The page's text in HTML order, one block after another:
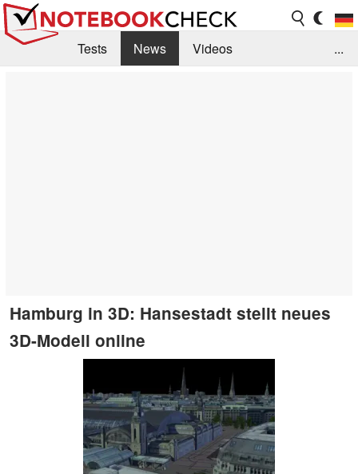
Tests News
Videos
...
Hamburg in 3D: Hansestadt stellt neues
3D-Modell online